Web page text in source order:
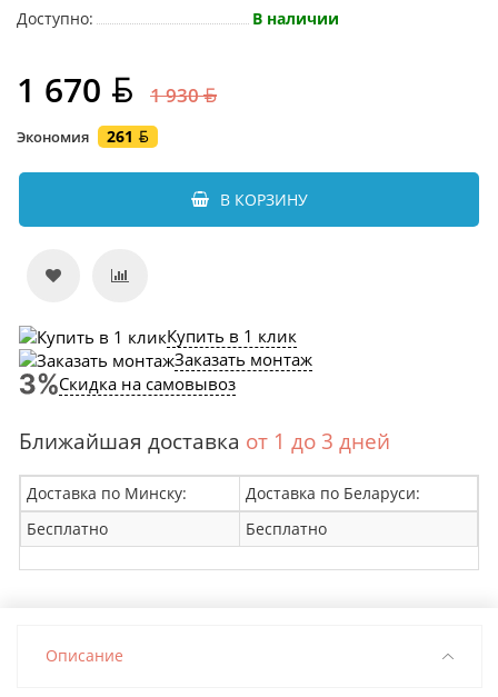
Доступно:
В наличии
1 670 1 930
Экономия 261
В КОРЗИНУ
Купить в 1 клик
Заказать монтаж
Скидка на самовывоз
Ближайшая доставка от 1 до 3 дней
Доставка по Минску:
Доставка по Беларуси:
Бесплатно
Бесплатно
Описание